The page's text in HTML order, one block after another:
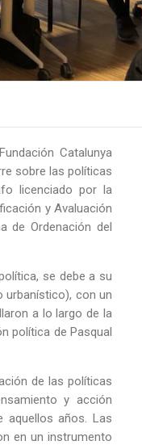
Catalunya
sobre las políticas
licenciado por la
y Avaluación
de Ordenación del
se debe a su
urbanístico), con un
a lo largo de la
política de Pasqual
de las políticas
y acción
aquellos años. Las
en un instrumento